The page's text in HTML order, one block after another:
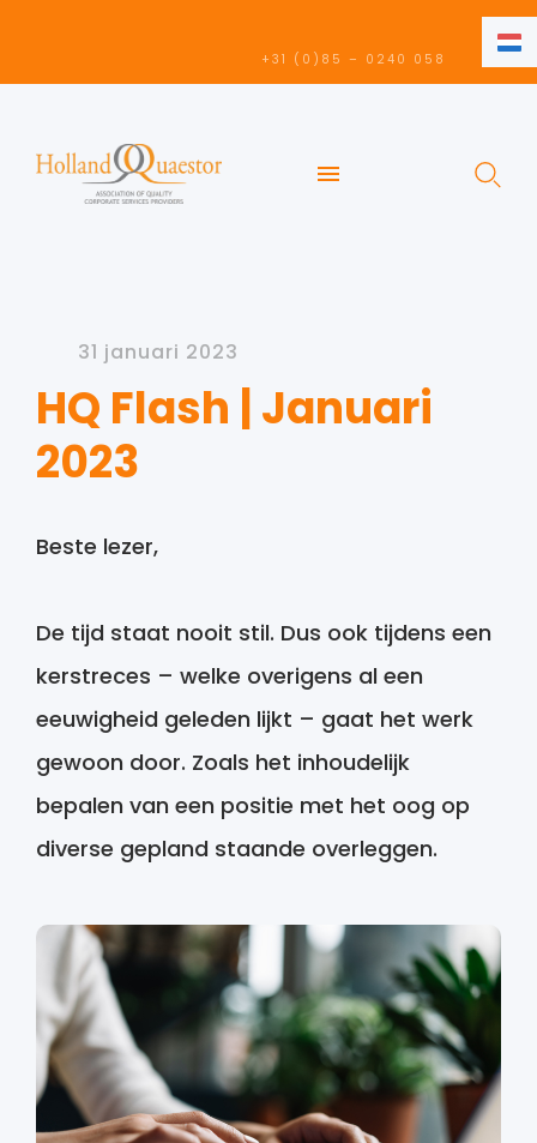
+31 (0)85 – 0240 058
NL
31 januari 2023
HQ Flash | Januari
2023
Beste lezer,
De tijd staat nooit stil. Dus ook tijdens een
kerstreces – welke overigens al een
eeuwigheid geleden lijkt – gaat het werk
gewoon door. Zoals het inhoudelijk
bepalen van een positie met het oog op
diverse gepland staande overleggen.